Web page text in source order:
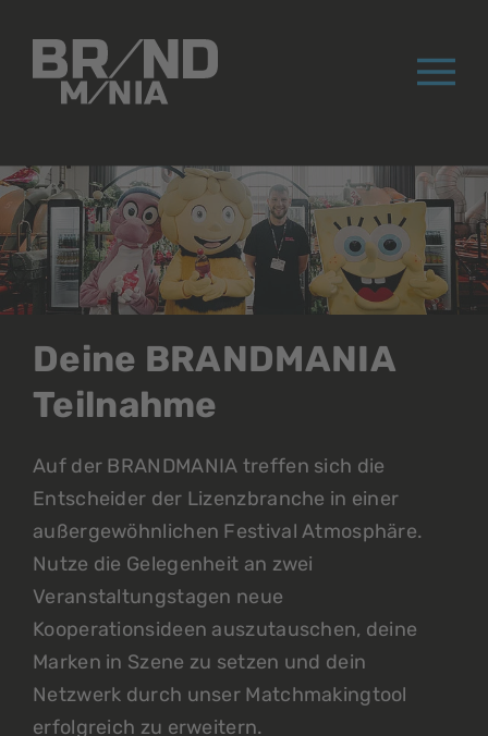
®
Deine BRANDMANIA
Teilnahme
Auf der BRANDMANIA treffen sich die
Entscheider der Lizenzbranche in einer
außergewöhnlichen Festival Atmosphäre.
Nutze die Gelegenheit an zwei
Veranstaltungstagen neue
Kooperationsideen auszutauschen, deine
Marken in Szene zu setzen und dein
Netzwerk durch unser Matchmakingtool
erfolgreich zu erweitern.